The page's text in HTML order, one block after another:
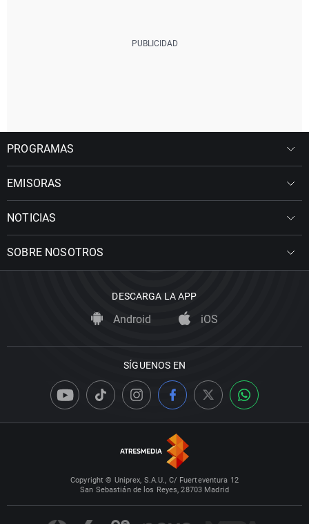
PROGRAMAS
EMISORAS
NOTICIAS
SOBRE NOSOTROS
DESCARGA LA APP
Android iOS
SÍGUENOS EN
Copyright © Uniprex, S.A.U., C/ Fuerteventura 12
San Sebastián de los Reyes, 28703 Madrid